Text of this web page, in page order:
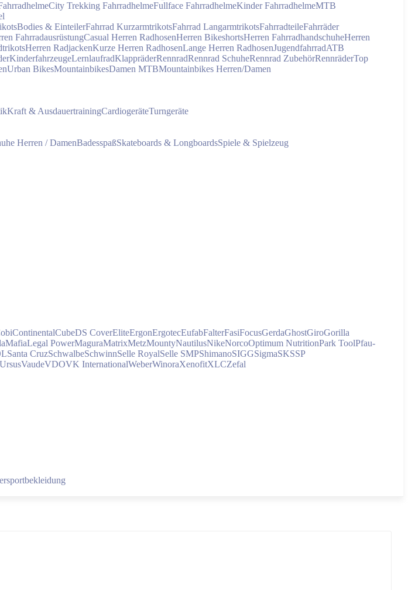
City Trekking FahrradhelmeFullface FahrradhelmeKinder FahrradhelmeMTB
Bodies & EinteilerFahrrad KurzarmtrikotsFahrrad LangarmtrikotsFahrradteileFahrräder
FahrradausrüstungCasual Herren RadhosenHerren BikeshortsHerren FahrradhandschuheHerren
Herren RadjackenKurze Herren RadhosenLange Herren RadhosenJugendfahrradATB
KinderfahrzeugeLernlaufradKlappräderRennradRennrad SchuheRennrad ZubehörRennräderTop
Urban BikesMountainbikesDamen MTBMountainbikes Herren/Damen
Kraft & AusdauertrainingCardiogeräteTurngeräte
Herren / DamenBadesspaßSkateboards & LongboardsSpiele & Spielzeug
ContinentalCubeDS CoverEliteErgonErgotecEufabFalterFasiFocusGerdaGhostGiroGorilla
Legal PowerMaguraMatrixMetzMountyNautilusNikeNorcoOptimum NutritionPark ToolPfau-
Santa CruzSchwalbeSchwinnSelle RoyalSelle SMPShimanoSIGGSigmaSKSSP
UrsusVaudeVDOVK InternationalWeberWinoraXenofitXLCZefal